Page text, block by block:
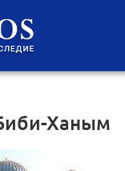
Ханым